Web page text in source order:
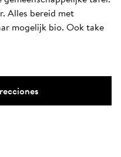
Alles bereid met
mogelijk bio. Ook take